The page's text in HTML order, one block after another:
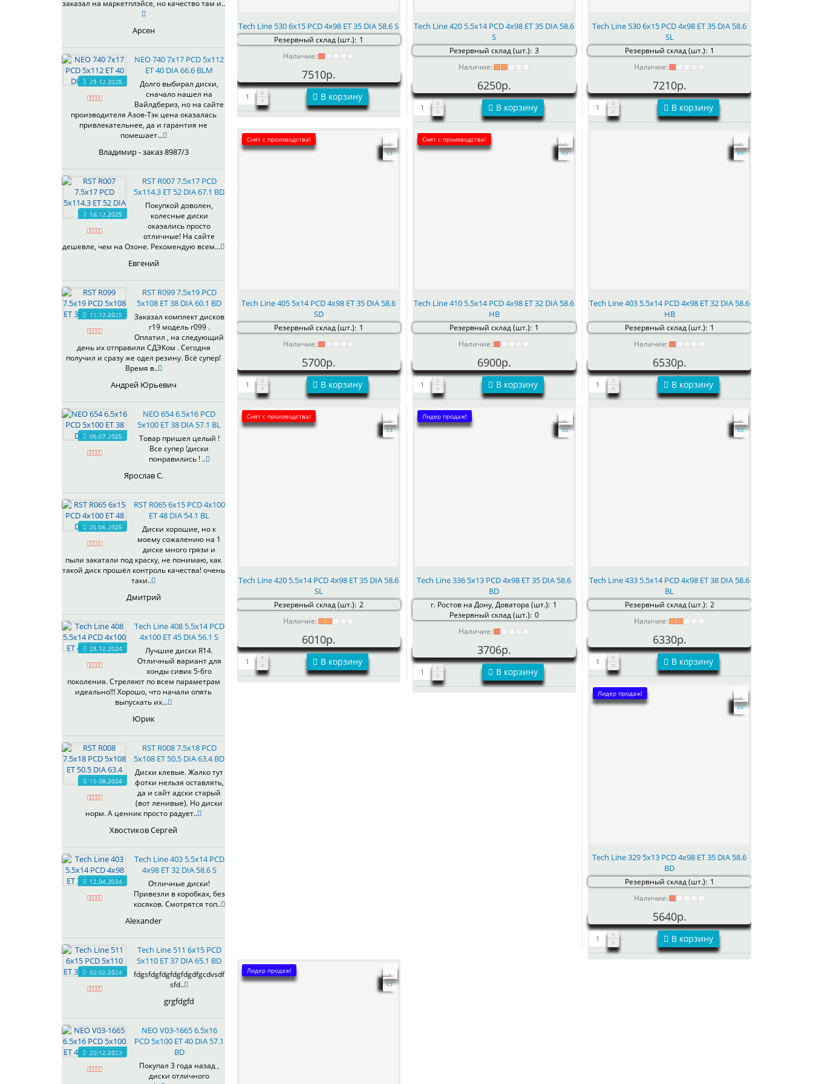
638
656
672
677
682
702
706
709
710
712
713
716
719
721
735
739
745
756
801
872
901
919
SL
заказал на маркетплэйсе, но качество там и..
Арсен
29.12.2025
NEO 740 7x17 PCD 5x112
ET 40 DIA 66.6 BLM
Долго выбирал диски,
сначало нашел на
Вайлдбериз, но на сайте
производителя Азов-Тэк цена оказалась
привлекательнее, да и гарантия не
помешает...
Владимир - заказ 8987/3
16.12.2025
RST R007 7.5x17 PCD
5x114.3 ET 52 DIA 67.1 BD
Покупкой доволен,
колесные диски
оказались просто
отличные! На сайте
дешевле, чем на Озоне. Рекомендую всем...
Евгений
11.10.2025
RST R099 7.5x19 PCD
5x108 ET 38 DIA 60.1 BD
Заказал комплект дисков
r19 модель r099 .
Оплатил , на следующий
день их отправили СДЭКом . Сегодня
получил и сразу же одел резину. Всё супер!
Время в..
Андрей Юрьевич
06.07.2025
NEO 654 6.5x16 PCD
5x100 ET 38 DIA 57.1 BL
Товар пришел целый !
Все супер !диски
понравились ! ..
Ярослав С.
26.06.2025
RST R065 6x15 PCD 4x100
ET 48 DIA 54.1 BL
Диски хорошие, но к
моему сожалению на 1
диске много грязи и
пыли закатали под краску, не понимаю, как
такой диск прошёл контроль качества! очень
таки..
Дмитрий
28.12.2024
Tech Line 408 5.5x14 PCD
4x100 ET 45 DIA 56.1 S
Лучшие диски R14.
Отличный вариант для
хонды сивик 5-6го
поколения. Стреляют по всем параметрам
идеально!!! Хорошо, что начали опять
выпускать их...
Юрик
15.08.2024
RST R008 7.5x18 PCD
5x108 ET 50.5 DIA 63.4 BD
Диски клевые. Жалко тут
фотки нельзя оставлять,
да и сайт адски старый
(вот ленивые). Но диски
норм. А ценник просто радует..
Хвостиков Сергей
12.04.2024
Tech Line 403 5.5x14 PCD
4x98 ET 32 DIA 58.6 S
Отличные диски!
Привезли в коробках, без
косяков. Смотрятся топ..
Alexander
03.02.2024
Tech Line 511 6x15 PCD
5x110 ET 37 DIA 65.1 BD
fdgsfdgfdgfdgfdgdfgcdvsdf
sfd..
grgfdgfd
20.12.2023
NEO V03-1665 6.5x16
PCD 5x100 ET 40 DIA 57.1
BD
Покупал 3 года назад ,
диски отличного
Tech Line 530 6x15 PCD 4x98 ET 35 DIA 58.6 S
Резервный склад (шт.): 1
Наличие:
7510р.
В корзину
Tech Line 420 5.5x14 PCD 4x98 ET 35 DIA 58.6
S
Резервный склад (шт.): 3
Наличие:
6250р.
В корзину
Tech Line 530 6x15 PCD 4x98 ET 35 DIA 58.6
SL
Резервный склад (шт.): 1
Наличие:
7210р.
В корзину
Снят с производства!
Tech Line 405 5x14 PCD 4x98 ET 35 DIA 58.6
SD
Резервный склад (шт.): 1
Наличие:
5700р.
В корзину
Снят с производства!
Tech Line 410 5.5x14 PCD 4x98 ET 32 DIA 58.6
HB
Резервный склад (шт.): 1
Наличие:
6900р.
В корзину
Tech Line 403 5.5x14 PCD 4x98 ET 32 DIA 58.6
HB
Резервный склад (шт.): 1
Наличие:
6530р.
В корзину
Снят с производства!
Tech Line 420 5.5x14 PCD 4x98 ET 35 DIA 58.6
SL
Резервный склад (шт.): 2
Наличие:
6010р.
В корзину
Лидер продаж!
Tech Line 336 5x13 PCD 4x98 ET 35 DIA 58.6
BD
г. Ростов на Дону, Доватора (шт.): 1
Резервный склад (шт.): 0
Наличие:
3706р.
В корзину
Tech Line 433 5.5x14 PCD 4x98 ET 38 DIA 58.6
BL
Резервный склад (шт.): 2
Наличие:
6330р.
В корзину
Лидер продаж!
Tech Line 329 5x13 PCD 4x98 ET 35 DIA 58.6
BD
Резервный склад (шт.): 1
Наличие:
5640р.
В корзину
Лидер продаж!